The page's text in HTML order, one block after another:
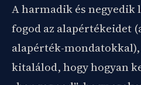
A harmadik és
fogod az alapértékeidet
alapérték-
kitalálod, hogy hogyan